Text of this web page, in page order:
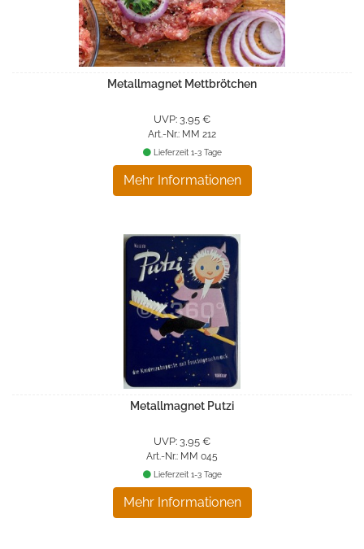
Metallmagnet Mettbrötchen
UVP: 3,95 €
Art.-Nr.: MM 212
Mehr Informationen
Lieferzeit 1-3 Tage
Metallmagnet Putzi
UVP: 3,95 €
Art.-Nr.: MM 045
Mehr Informationen
Lieferzeit 1-3 Tage